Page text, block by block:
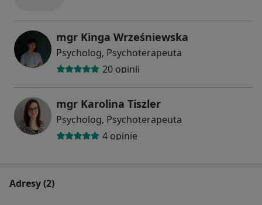
mgr Kinga Wrześniewska
Psycholog, Psychoterapeuta
20 opinii
mgr Karolina Tiszler
Psycholog, Psychoterapeuta
4 opinie
Adresy (2)